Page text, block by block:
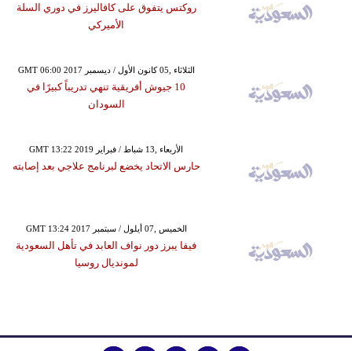
روكتس يتفوق على كافاليرز في دوري السلة
الأميركي
GMT 06:00 2017 الثلاثاء ,05 كانون الأول / ديسمبر
10 جيوش أفريقية تنهي تدريباً كبيرًا في
السودان
GMT 13:22 2019 الأربعاء ,13 شباط / فبراير
حارس الاتحاد يخضع لبرنامج علاجي بعد إصابته
GMT 13:24 2017 الخميس ,07 أيلول / سبتمبر
فيفا يبرز دور نواف العابد في تأهل السعودية
لمونديال روسيا